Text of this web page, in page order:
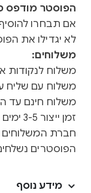
הפוסטר מודפס
אם תבחרו
לא יגדילו את
משלוחים:
משלוח לנקודות
משלוח עם שליח עד
משלוח חינם עד הבית
חברת המשלוחים
הפוסטרים
מידע נוסף